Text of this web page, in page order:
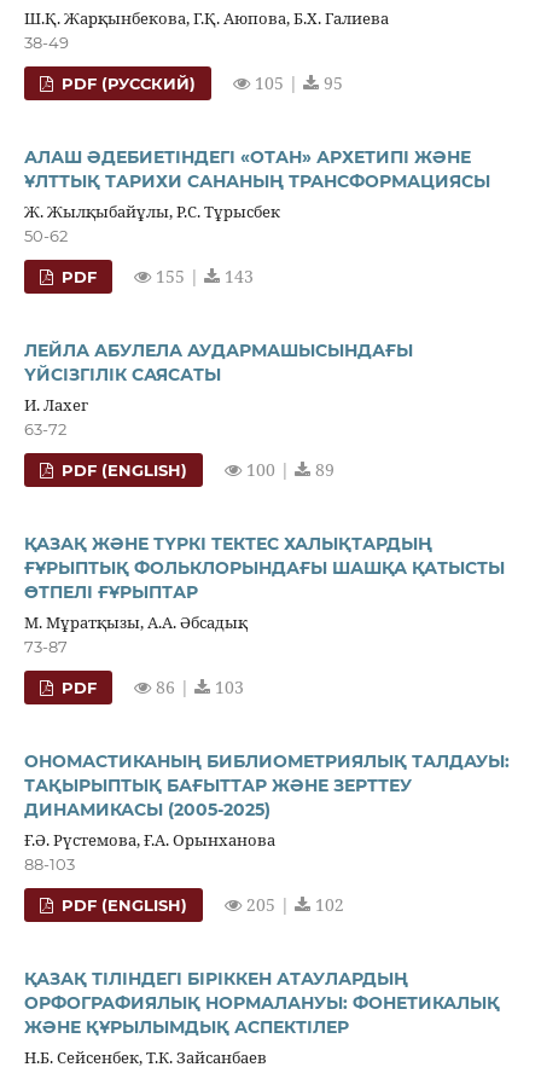
Ш.Қ. Жарқынбекова, Г.Қ. Аюпова, Б.Х. Галиева
38-49
PDF (РУССКИЙ) 105 | 95
АЛАШ ӘДЕБИЕТІНДЕГІ «ОТАН» АРХЕТИПІ ЖӘНЕ
ҰЛТТЫҚ ТАРИХИ САНАНЫҢ ТРАНСФОРМАЦИЯСЫ
Ж. Жылқыбайұлы, Р.С. Тұрысбек
50-62
PDF 155 | 143
ЛЕЙЛА АБУЛЕЛА АУДАРМАШЫСЫНДАҒЫ
ҮЙСІЗГІЛІК САЯСАТЫ
И. Лахег
63-72
PDF (ENGLISH) 100 | 89
ҚАЗАҚ ЖӘНЕ ТҮРКІ ТЕКТЕС ХАЛЫҚТАРДЫҢ
ҒҰРЫПТЫҚ ФОЛЬКЛОРЫНДАҒЫ ШАШҚА ҚАТЫСТЫ
ӨТПЕЛІ ҒҰРЫПТАР
М. Мұратқызы, А.А. Әбсадық
73-87
PDF 86 | 103
ОНОМАСТИКАНЫҢ БИБЛИОМЕТРИЯЛЫҚ ТАЛДАУЫ:
ТАҚЫРЫПТЫҚ БАҒЫТТАР ЖӘНЕ ЗЕРТТЕУ
ДИНАМИКАСЫ (2005-2025)
Ғ.Ә. Рүстемова, Ғ.А. Орынханова
88-103
PDF (ENGLISH) 205 | 102
ҚАЗАҚ ТІЛІНДЕГІ БІРІККЕН АТАУЛАРДЫҢ
ОРФОГРАФИЯЛЫҚ НОРМАЛАНУЫ: ФОНЕТИКАЛЫҚ
ЖӘНЕ ҚҰРЫЛЫМДЫҚ АСПЕКТІЛЕР
Н.Б. Сейсенбек, Т.К. Зайсанбаев